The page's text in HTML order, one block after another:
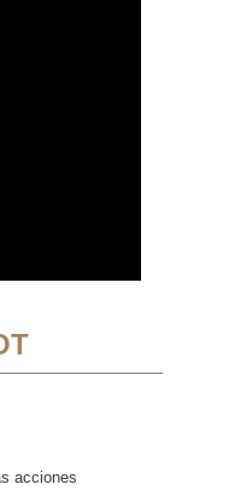
acciones